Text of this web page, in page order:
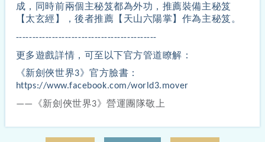
成，同時前兩個主秘笈都為外功，推薦裝備主秘笈
【太玄經】，後者推薦【天山六陽掌】作為主秘笈。
-------------------------------------------
更多遊戲詳情，可至以下官方管道瞭解：
《新劍俠世界3》官方臉書：
https://www.facebook.com/world3.mover
——
《新劍俠世界3》營運團隊敬上